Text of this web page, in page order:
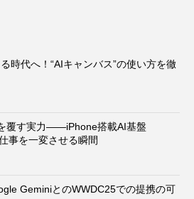
時代へ！“AIキャンバス”の使い方を徹
覆す実力——iPhone搭載AI基盤
事を一変させる瞬間
GeminiとのWWDC25での提携の可